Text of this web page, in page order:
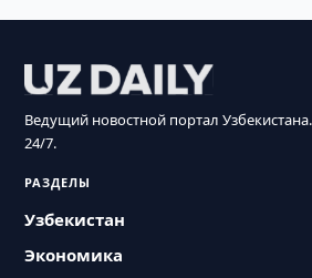
Ведущий новостной портал
24/7.
РАЗДЕЛЫ
Узбекистан
Экономика